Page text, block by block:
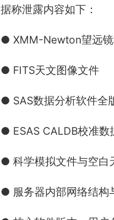
据称泄露内容如下：
● XMM-Newton望远镜
● FITS天文图像文件
● SAS数据分析软件全
● ESAS CALDB校准数
● 科学模拟文件与空白
● 服务器内部网络结构